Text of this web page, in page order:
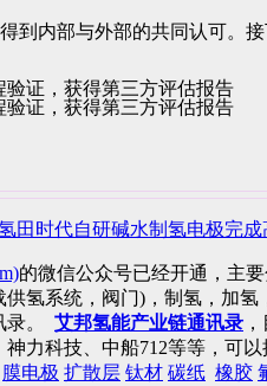
到内部与外部的共同认可。
田时代自研碱水制氢电极完
的微信公众号已经开通，主
氢系统，阀门)，制氢，加
。
艾邦氢能产业链通讯录
力科技、中船712等等，可
膜电极 扩散层 钛材 碳纸 橡胶